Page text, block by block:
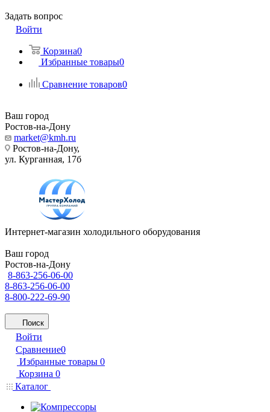
Задать вопрос
Войти
Корзина0
Избранные товары0
Сравнение товаров0
Ваш город
Ростов-на-Дону
market@kmh.ru
Ростов-на-Дону,
ул. Курганная, 17б
Интернет-магазин холодильного оборудования
Ваш город
Ростов-на-Дону
8-863-256-06-00
8-863-256-06-00
8-800-222-69-90
Поиск
Войти
Сравнение0
Избранные товары 0
Корзина 0
Каталог